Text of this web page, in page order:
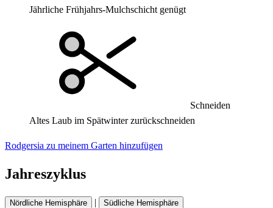
Jährliche Frühjahrs-Mulchschicht genügt
Schneiden
Altes Laub im Spätwinter zurückschneiden
Rodgersia zu meinem Garten hinzufügen
Jahreszyklus
Nördliche Hemisphäre | Südliche Hemisphäre